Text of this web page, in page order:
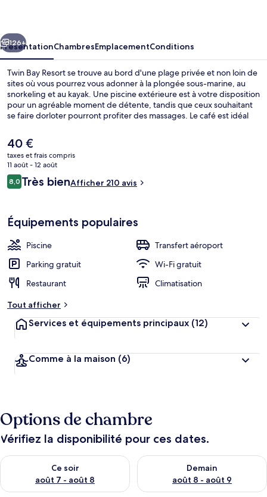
Suivant
126+
PrésentationChambresEmplacementConditions
Twin Bay Resort se trouve au bord d'une plage privée et non loin de
sites où vous pourrez vous adonner à la plongée sous-marine, au
snorkeling et au kayak. Une piscine extérieure est à votre disposition
pour un agréable moment de détente, tandis que ceux souhaitant
se faire dorloter pourront profiter des massages. Le café est idéal
boisson fraiche au bar/salon. Parmi les autres petits avantages de
cet hébergement figurent un bar en bord de piscine, une piscine
pour enfants, et un snack-bar/une épicerie fine.
Le
prix
actuel
est
de
40 €
taxes et frais compris
11 août - 12 août
Avis
voyageurs
8,08,0 sur 10
Très bienAfficher 210 avis
Équipements populaires
Piscine
Transfert aéroport
Parking gratuit
Wi-Fi gratuit
Restaurant
Climatisation
Tout afficher
Services et équipements principaux (12)
Comme à la maison (6)
Options de chambre
Vérifiez la disponibilité pour ces dates.
Ce soir
août 7 - août 8
Vérifier la disponibilité pour ce soir août 7 - août 8
Demain
août 8 - août 9
Vérifier la disponibilité pour